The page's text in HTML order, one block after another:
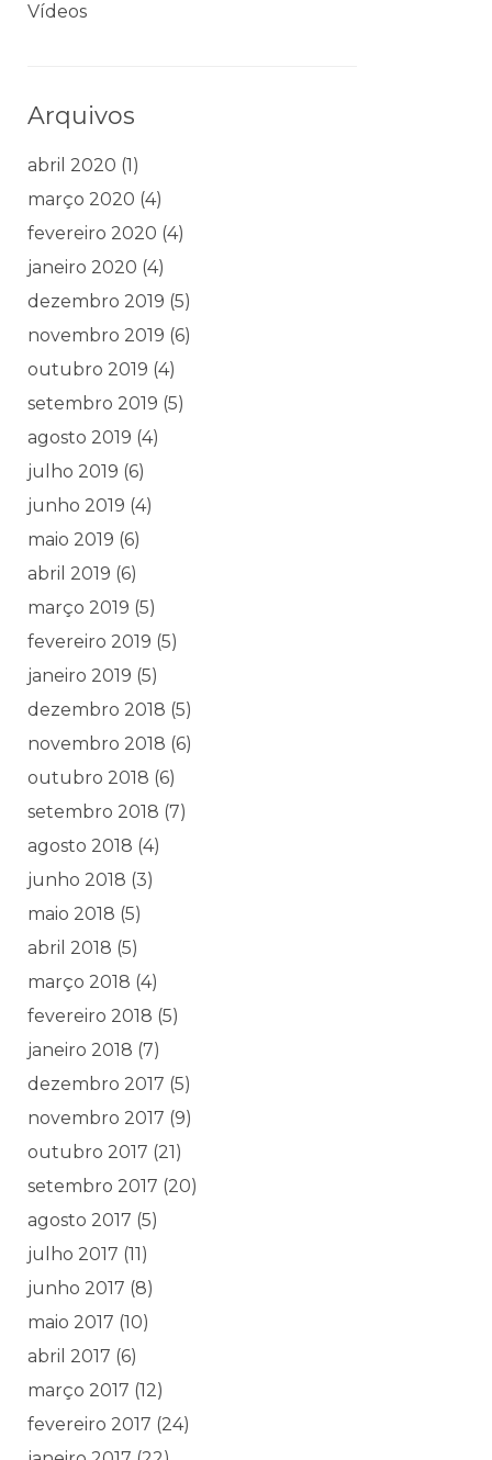
Vídeos
Arquivos
abril 2020 (1)
março 2020 (4)
fevereiro 2020 (4)
janeiro 2020 (4)
dezembro 2019 (5)
novembro 2019 (6)
outubro 2019 (4)
setembro 2019 (5)
agosto 2019 (4)
julho 2019 (6)
junho 2019 (4)
maio 2019 (6)
abril 2019 (6)
março 2019 (5)
fevereiro 2019 (5)
janeiro 2019 (5)
dezembro 2018 (5)
novembro 2018 (6)
outubro 2018 (6)
setembro 2018 (7)
agosto 2018 (4)
junho 2018 (3)
maio 2018 (5)
abril 2018 (5)
março 2018 (4)
fevereiro 2018 (5)
janeiro 2018 (7)
dezembro 2017 (5)
novembro 2017 (9)
outubro 2017 (21)
setembro 2017 (20)
agosto 2017 (5)
julho 2017 (11)
junho 2017 (8)
maio 2017 (10)
abril 2017 (6)
março 2017 (12)
fevereiro 2017 (24)